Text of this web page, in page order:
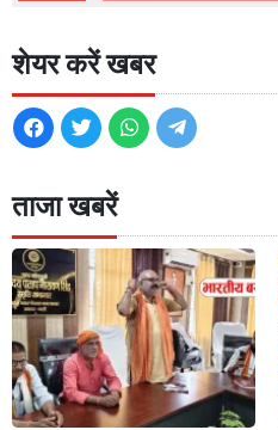
शेयर करें खबर
ताजा खबरें